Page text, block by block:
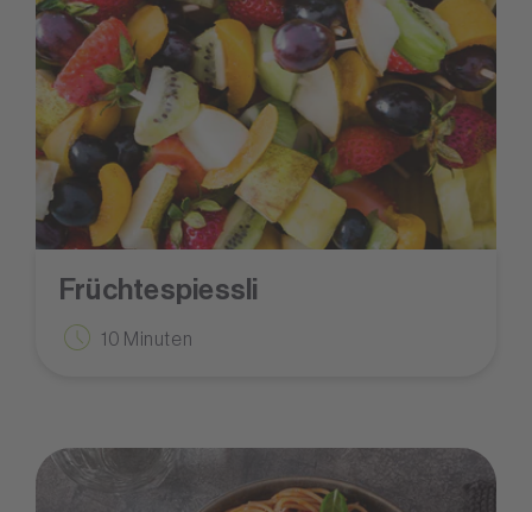
Früchtespiessli
10 Minuten